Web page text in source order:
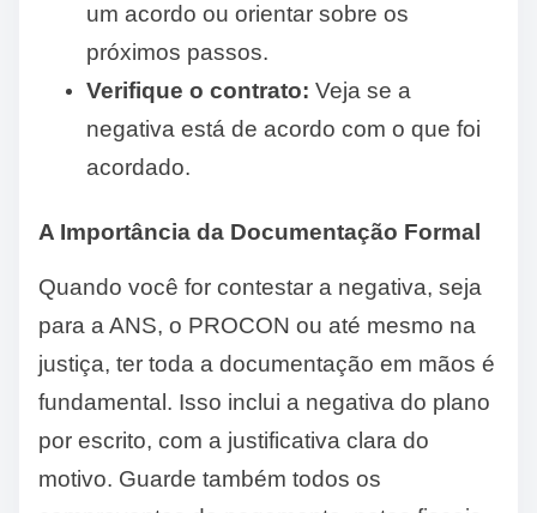
um acordo ou orientar sobre os
próximos passos.
Verifique o contrato: Veja se a
negativa está de acordo com o que foi
acordado.
A Importância da Documentação Formal
Quando você for contestar a negativa, seja
para a ANS, o PROCON ou até mesmo na
justiça, ter toda a documentação em mãos é
fundamental. Isso inclui a negativa do plano
por escrito, com a justificativa clara do
motivo. Guarde também todos os